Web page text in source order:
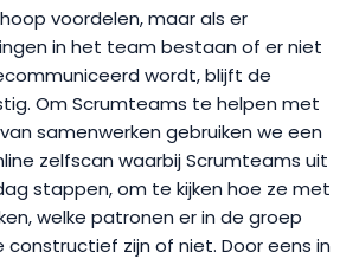
voordelen, maar als er
in het team bestaan of er niet
wordt, blijft de
Om Scrumteams te helpen met
samenwerken gebruiken we een
zelfscan waarbij Scrumteams uit
stappen, om te kijken hoe ze met
welke patronen er in de groep
zijn of niet. Door eens in